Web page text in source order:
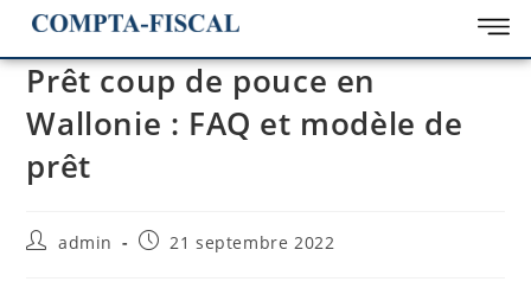
Prêt coup de pouce en
Wallonie : FAQ et modèle de
prêt
admin 21 septembre 2022